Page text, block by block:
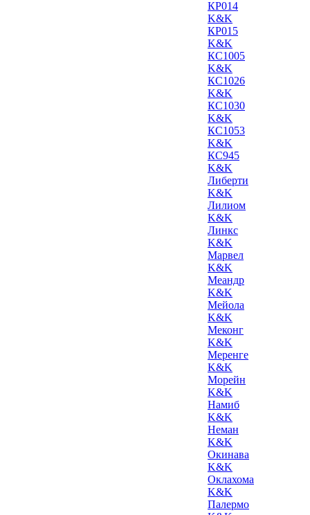
КР014
K&K
КР015
K&K
КС1005
K&K
КС1026
K&K
КС1030
K&K
КС1053
K&K
КС945
K&K
Либерти
K&K
Лилиом
K&K
Линкс
K&K
Марвел
K&K
Меандр
K&K
Мейола
K&K
Меконг
K&K
Меренге
K&K
Морейн
K&K
Намиб
K&K
Неман
K&K
Окинава
K&K
Оклахома
K&K
Палермо